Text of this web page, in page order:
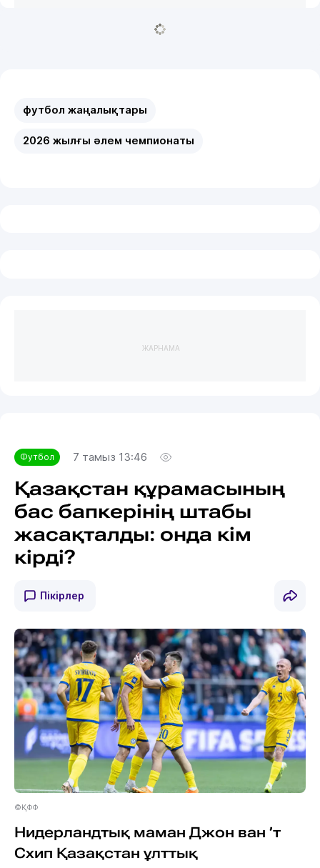
футбол жаңалықтары
2026 жылғы әлем чемпионаты
ЖАРНАМА
Футбол 7 тамыз 13:46
Қазақстан құрамасының
бас бапкерінің штабы
жасақталды: онда кім
кірді?
Пікірлер
©ҚФФ
Нидерландтық маман Джон ван ’т
Схип Қазақстан ұлттық